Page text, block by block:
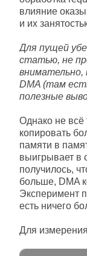
влияние
и их
Для пущей
статью, не
внимательно,
DMA (там
полезные
Однако не всё
копировать
памяти в
выигрывает в
получилось,
больше, DMA
Эксперимент
есть ничего
Для